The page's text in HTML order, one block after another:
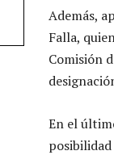
Además,
Falla,
Comisión
En el